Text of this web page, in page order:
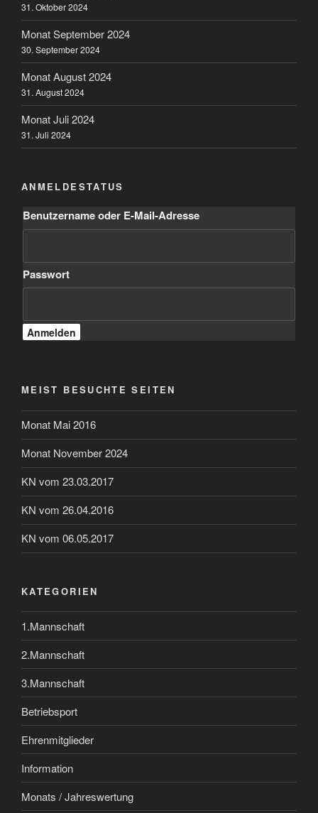
31. Oktober 2024
Monat September 2024
30. September 2024
Monat August 2024
31. August 2024
Monat Juli 2024
31. Juli 2024
ANMELDESTATUS
Benutzername oder E-Mail-Adresse
Passwort
MEIST BESUCHTE SEITEN
Monat Mai 2016
Monat November 2024
KN vom 23.03.2017
KN vom 26.04.2016
KN vom 06.05.2017
KATEGORIEN
1.Mannschaft
2.Mannschaft
3.Mannschaft
Betriebsport
Ehrenmitglieder
Information
Monats / Jahreswertung